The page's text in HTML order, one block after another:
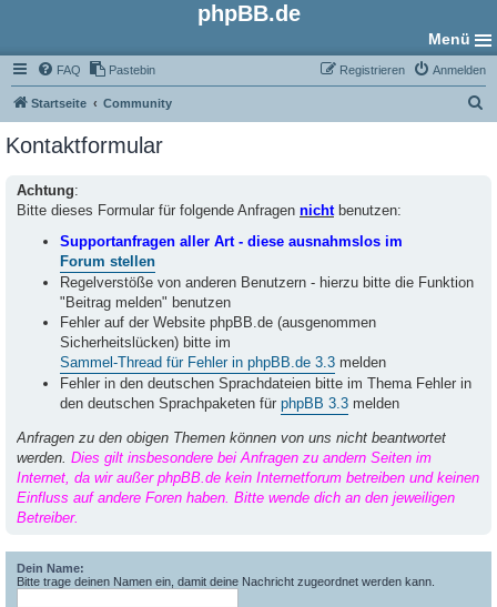
phpBB.de
Menü
FAQ Pastebin Anmelden
Registrieren
Startseite Community
Kontaktformular
Achtung:
Bitte dieses Formular für folgende Anfragen nichtbenutzen:
Supportanfragen aller Art - diese ausnahmslos im
Forum stellen
Regelverstöße von anderen Benutzern - hierzu bitte die Funktion
"Beitrag melden" benutzen
Fehler auf der Website phpBB.de (ausgenommen
Sicherheitslücken) bitte im
Sammel-Thread für Fehler in phpBB.de 3.3 melden
Fehler in den deutschen Sprachdateien bitte im Thema Fehler in
den deutschen Sprachpaketen für phpBB 3.3 melden
Anfragen zu den obigen Themen können von uns nicht beantwortet
werden. Dies gilt insbesondere bei Anfragen zu andern Seiten im
Internet, da wir außer phpBB.de kein Internetforum betreiben und keinen
Einfluss auf andere Foren haben. Bitte wende dich an den jeweiligen
Betreiber.
Dein Name:
Bitte trage deinen Namen ein, damit deine Nachricht zugeordnet werden kann.